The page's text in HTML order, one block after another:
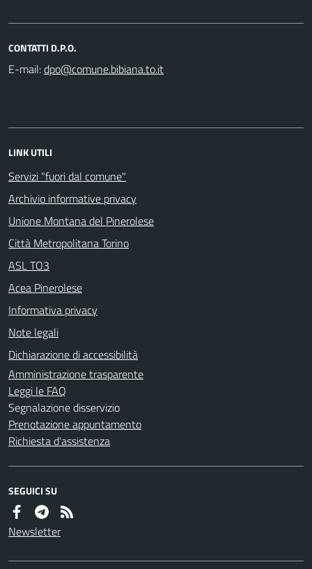
CONTATTI D.P.O.
E-mail:
LINK UTILI
Servizi "fuori dal comune"
Archivio informative privacy
Unione Montana del Pinerolese
Città Metropolitana Torino
ASL TO3
Acea Pinerolese
Informativa privacy
Note legali
Dichiarazione di accessibilità
Amministrazione trasparente
Leggi le FAQ
Segnalazione disservizio
Prenotazione appuntamento
Richiesta d'assistenza
SEGUICI SU
Newsletter